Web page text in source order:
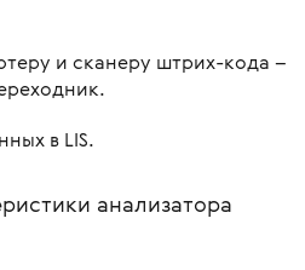
и сканеру штрих-кода –
в LIS.
анализатора